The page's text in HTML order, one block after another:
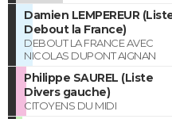
Damien LEMPEREUR
Debout la France)
DEBOUT LA FRANCE AVEC
NICOLAS DUPONT AIGNAN
Philippe SAUREL (Liste
Divers gauche)
CITOYENS DU MIDI